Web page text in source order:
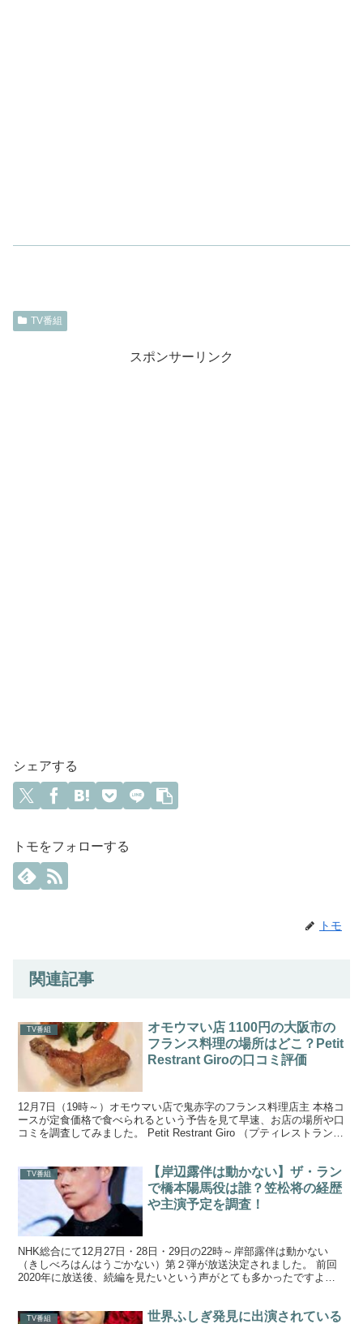
TV番組
スポンサーリンク
シェアする
トモをフォローする
トモ
関連記事
TV番組
オモウマい店 1100円の大阪市の
フランス料理の場所はどこ？Petit
Restrant Giroの口コミ評価
12月7日（19時～）オモウマい店で鬼赤字のフランス料理店主 本格コ
ースが定食価格で食べられるという予告を見て早速、お店の場所や口
コミを調査してみました。 Petit Restrant Giro （プティレストラン
TV番組
【岸辺露伴は動かない】ザ・ラン
で橋本陽馬役は誰？笠松将の経歴
や主演予定を調査！
NHK総合にて12月27日・28日・29日の22時～岸部露伴は動かない
（きしべろはんはうごかない）第２弾が放送決定されました。 前回
2020年に放送後、続編を見たいという声がとても多かったですよ
TV番組
世界ふしぎ発見に出演されている